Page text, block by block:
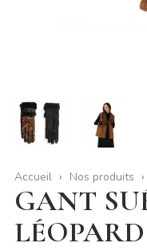
Accueil Nos produits
GANT